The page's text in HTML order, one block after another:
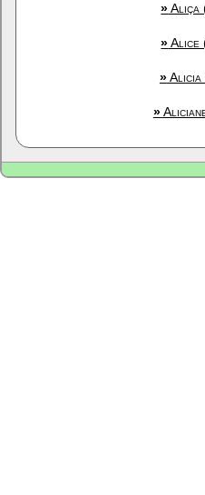
»Aliça
»Alice
»Alicia
»